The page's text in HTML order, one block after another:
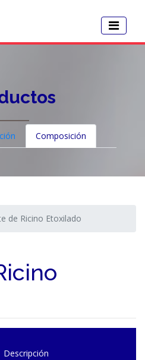
Composición
de Ricino Etoxilado
Descripción